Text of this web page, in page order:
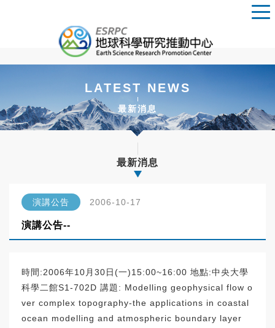
LATEST NEWS
最新消息
最新消息
演講公告 2006-10-17
演講公告--
時間:2006年10月30日(一)15:00~16:00 地點:中央大學
科學二館S1-702D 講題: Modelling geophysical flow o
ver complex topography-the applications in coastal
ocean modelling and atmospheric boundary layer